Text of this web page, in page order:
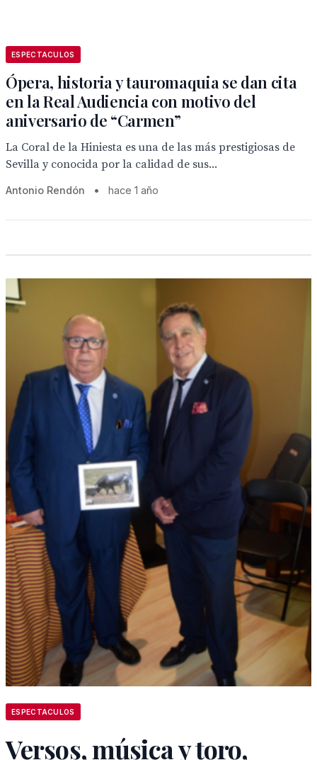
ESPECTACULOS
Ópera, historia y tauromaquia se dan cita
en la Real Audiencia con motivo del
aniversario de “Carmen”
La Coral de la Hiniesta es una de las más prestigiosas de
Sevilla y conocida por la calidad de sus...
Antonio Rendón • hace 1 año
ESPECTACULOS
Versos, música y toro,